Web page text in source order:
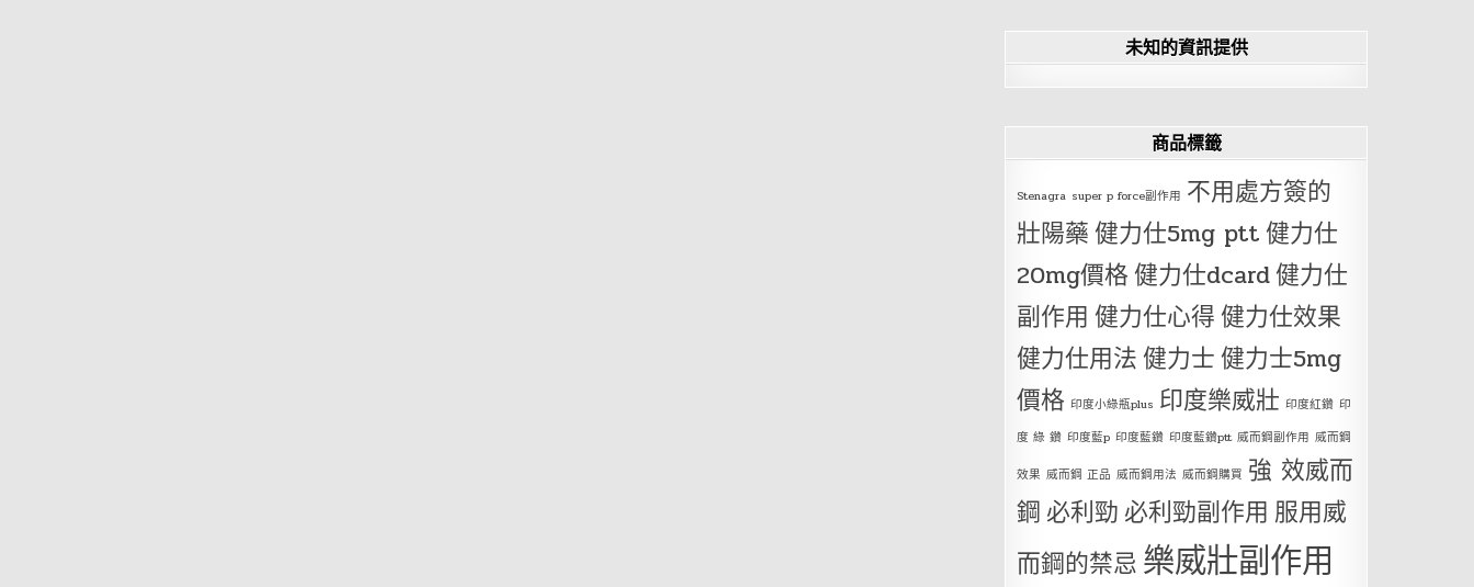
未知的資訊提供
商品標籤
Stenagra super p force副作用 不用處方簽的
壯陽藥健力仕5mg ptt健力仕
20mg價格健力仕dcard健力仕
副作用 健力仕心得健力仕效果
健力仕用法健力士健力士5mg
價格 印度小綠瓶plus 印度樂威壯 印度紅鑽 印
度 綠 鑽 印度藍p 印度藍鑽 印度藍鑽ptt 威而鋼副作用 威而鋼
效果 威而鋼 正品 威而鋼用法 威而鋼購買 強 效威而
鋼 必利勁 必利勁副作用 服用威
而鋼的禁忌 樂威壯副作用